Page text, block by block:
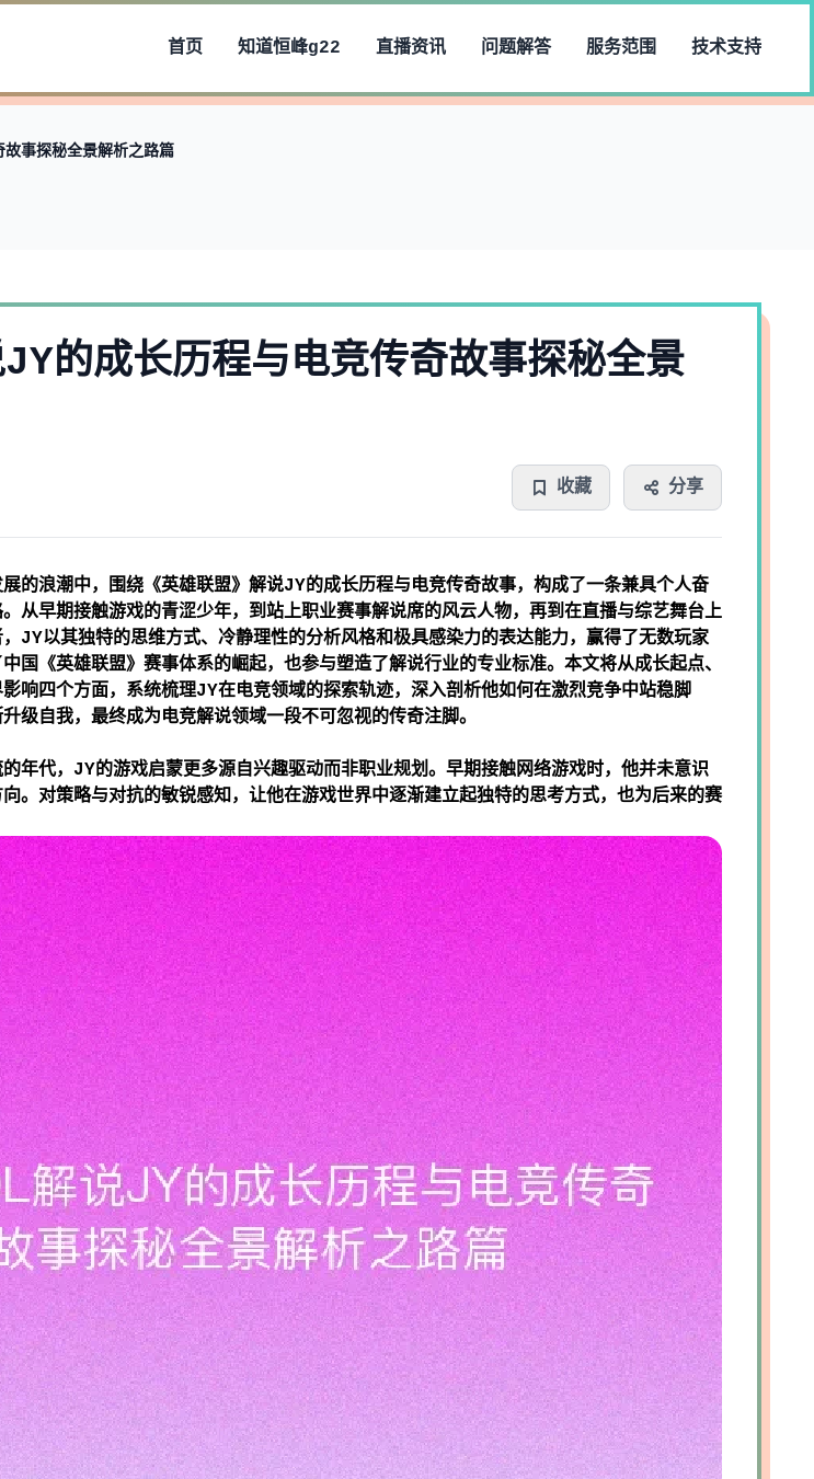
首页 知道恒峰g22 直播资讯 问题解答 服务范围 技术支持
故事探秘全景解析之路篇
的成长历程与电竞传奇故事探秘全景
收藏 分享
的浪潮中，围绕《英雄联盟》解说JY的成长历程与电竞传奇故事，构成了一条兼具个人奋
从早期接触游戏的青涩少年，到站上职业赛事解说席的风云人物，再到在直播与综艺舞台上
JY以其独特的思维方式、冷静理性的分析风格和极具感染力的表达能力，赢得了无数玩家
国《英雄联盟》赛事体系的崛起，也参与塑造了解说行业的专业标准。本文将从成长起点、
响四个方面，系统梳理JY在电竞领域的探索轨迹，深入剖析他如何在激烈竞争中站稳脚
级自我，最终成为电竞解说领域一段不可忽视的传奇注脚。
年代，JY的游戏启蒙更多源自兴趣驱动而非职业规划。早期接触网络游戏时，他并未意识
。对策略与对抗的敏锐感知，让他在游戏世界中逐渐建立起独特的思考方式，也为后来的赛